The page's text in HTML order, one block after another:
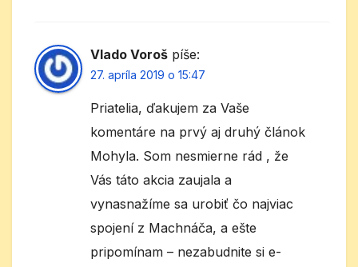
Vlado Voroš píše:
27. apríla 2019 o 15:47
Priatelia, ďakujem za Vaše
komentáre na prvý aj druhý článok
Mohyla. Som nesmierne rád , že
Vás táto akcia zaujala a
vynasnažíme sa urobiť čo najviac
spojení z Machnáča, a ešte
pripomínam – nezabudnite si e-